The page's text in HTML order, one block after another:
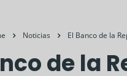
Noticias El Banco de la
de la